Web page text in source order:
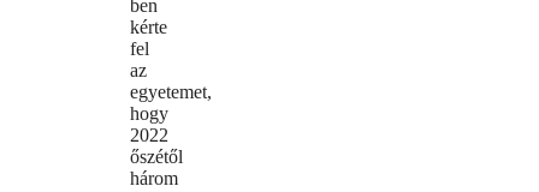
ben
kérte
fel
az
egyetemet,
hogy
2022
őszétől
három